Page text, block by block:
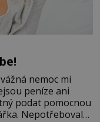
nemoc mi
peníze ani
podat pomocnou
Nepotřebovala